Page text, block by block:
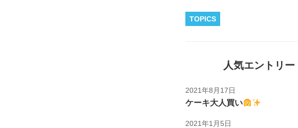
TOPICS
人気エントリー
2021年8月17日
ケーキ大人買い
2021年1月5日